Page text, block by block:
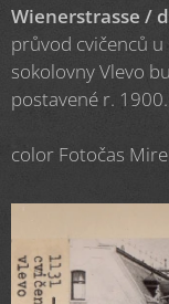
Wienerstrasse /
průvod cvičenců
sokolovny Vlevo
postavené r. 1900.
color Fotočas